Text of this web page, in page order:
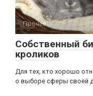
Прочее
Собственный
кроликов
Для тех, кто хорошо
о выборе сферы своей